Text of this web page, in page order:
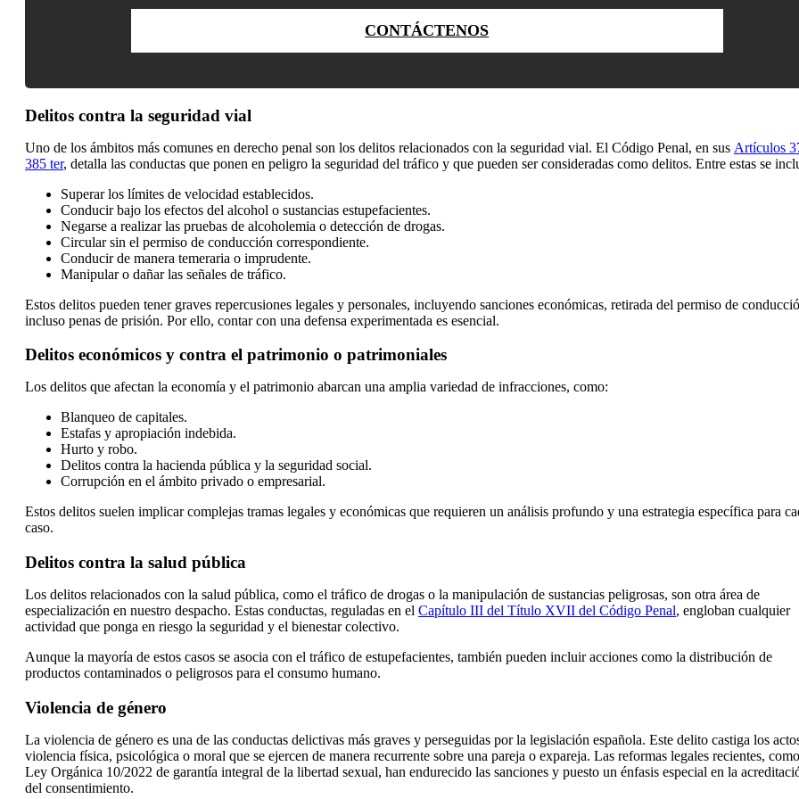
CONTÁCTENOS
Delitos contra la seguridad vial
Uno de los ámbitos más comunes en derecho penal son los delitos relacionados con la seguridad vial. El Código Penal, en sus Artículos
385 ter, detalla las conductas que ponen en peligro la seguridad del tráfico y que pueden ser consideradas como delitos. Entre estas se
Superar los límites de velocidad establecidos.
Conducir bajo los efectos del alcohol o sustancias estupefacientes.
Negarse a realizar las pruebas de alcoholemia o detección de drogas.
Circular sin el permiso de conducción correspondiente.
Conducir de manera temeraria o imprudente.
Manipular o dañar las señales de tráfico.
Estos delitos pueden tener graves repercusiones legales y personales, incluyendo sanciones económicas, retirada del permiso de
incluso penas de prisión. Por ello, contar con una defensa experimentada es esencial.
Delitos económicos y contra el patrimonio o patrimoniales
Los delitos que afectan la economía y el patrimonio abarcan una amplia variedad de infracciones, como:
Blanqueo de capitales.
Estafas y apropiación indebida.
Hurto y robo.
Delitos contra la hacienda pública y la seguridad social.
Corrupción en el ámbito privado o empresarial.
Estos delitos suelen implicar complejas tramas legales y económicas que requieren un análisis profundo y una estrategia específica para
caso.
Delitos contra la salud pública
Los delitos relacionados con la salud pública, como el tráfico de drogas o la manipulación de sustancias peligrosas, son otra área de
especialización en nuestro despacho. Estas conductas, reguladas en el Capítulo III del Título XVII del Código Penal, engloban cualquier
actividad que ponga en riesgo la seguridad y el bienestar colectivo.
Aunque la mayoría de estos casos se asocia con el tráfico de estupefacientes, también pueden incluir acciones como la distribución de
productos contaminados o peligrosos para el consumo humano.
Violencia de género
La violencia de género es una de las conductas delictivas más graves y perseguidas por la legislación española. Este delito castiga los
violencia física, psicológica o moral que se ejercen de manera recurrente sobre una pareja o expareja. Las reformas legales recientes,
Ley Orgánica 10/2022 de garantía integral de la libertad sexual, han endurecido las sanciones y puesto un énfasis especial en la
del consentimiento.